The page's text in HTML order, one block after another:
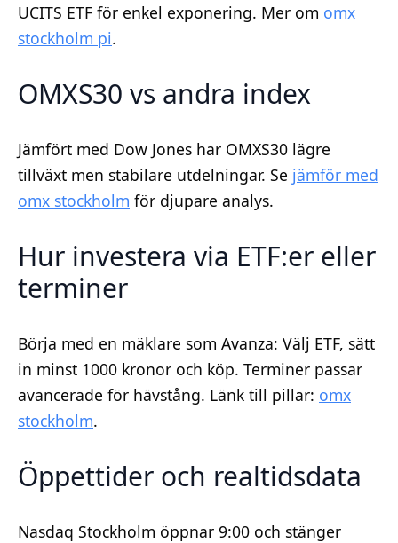
UCITS ETF för enkel exponering. Mer om omx
stockholm pi.
OMXS30 vs andra index
Jämfört med Dow Jones har OMXS30 lägre
tillväxt men stabilare utdelningar. Se jämför med
omx stockholm för djupare analys.
Hur investera via ETF:er eller
terminer
Börja med en mäklare som Avanza: Välj ETF, sätt
in minst 1000 kronor och köp. Terminer passar
avancerade för hävstång. Länk till pillar: omx
stockholm.
Öppettider och realtidsdata
Nasdaq Stockholm öppnar 9:00 och stänger